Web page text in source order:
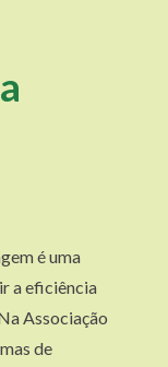
é uma
a eficiência
Associação
de